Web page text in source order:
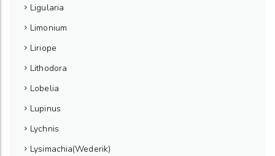
Ligularia
Limonium
Liriope
Lithodora
Lobelia
Lupinus
Lychnis
Lysimachia(Wederik)